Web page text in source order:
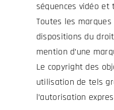
séquences vidéo
Toutes les
dispositions du
mention d’une
Le copyright des
utilisation de tels
l’autorisation